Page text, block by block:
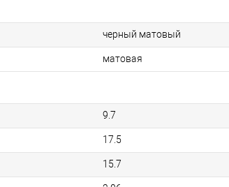
черный матовый
матовая
9.7
17.5
15.7